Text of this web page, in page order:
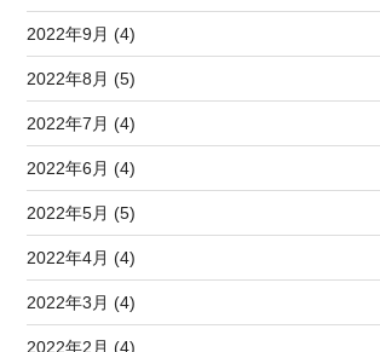
2022年9月 (4)
2022年8月 (5)
2022年7月 (4)
2022年6月 (4)
2022年5月 (5)
2022年4月 (4)
2022年3月 (4)
2022年2月 (4)